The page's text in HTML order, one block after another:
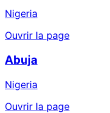
Nigeria
Ouvrir la page
Abuja
Nigeria
Ouvrir la page